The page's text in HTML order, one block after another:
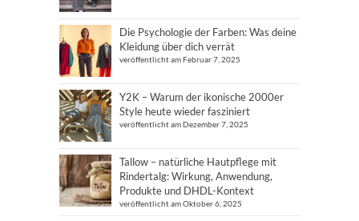
Die Psychologie der Farben: Was deine
Kleidung über dich verrät
veröffentlicht am Februar 7, 2025
Y2K – Warum der ikonische 2000er
Style heute wieder fasziniert
veröffentlicht am Dezember 7, 2025
Tallow – natürliche Hautpflege mit
Rindertalg: Wirkung, Anwendung,
Produkte und DHDL-Kontext
veröffentlicht am Oktober 6, 2025